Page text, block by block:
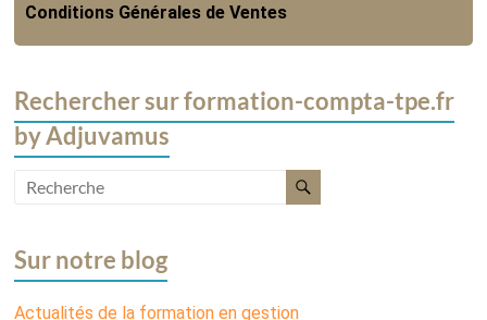
Conditions Générales de Ventes
Rechercher sur formation-compta-tpe.fr
by Adjuvamus
Sur notre blog
Actualités de la formation en gestion